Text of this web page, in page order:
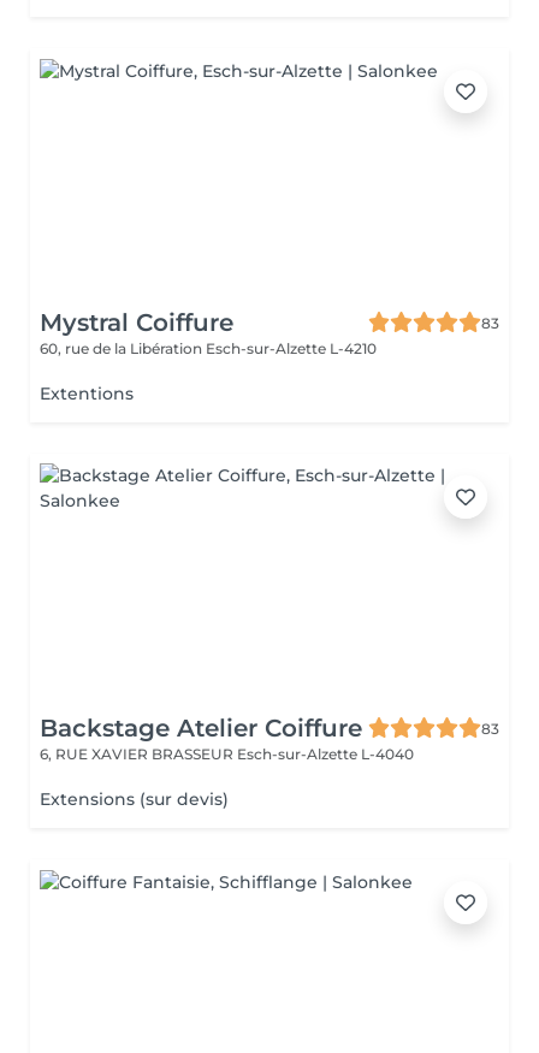
Mystral Coiffure
83
60, rue de la Libération Esch-sur-Alzette L-4210
Extentions
Backstage Atelier Coiffure
83
6, RUE XAVIER BRASSEUR Esch-sur-Alzette L-4040
Extensions (sur devis)